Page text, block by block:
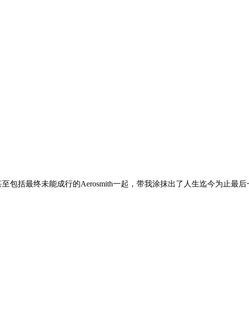
包括最终未能成行的Aerosmith一起，带我涂抹出了人生迄今为止最